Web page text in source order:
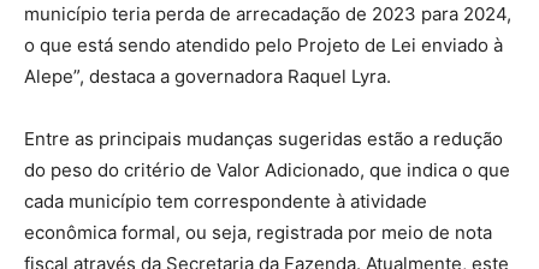
município teria perda de arrecadação de 2023 para 2024,
o que está sendo atendido pelo Projeto de Lei enviado à
Alepe”, destaca a governadora Raquel Lyra.
Entre as principais mudanças sugeridas estão a redução
do peso do critério de Valor Adicionado, que indica o que
cada município tem correspondente à atividade
econômica formal, ou seja, registrada por meio de nota
fiscal através da Secretaria da Fazenda. Atualmente, este